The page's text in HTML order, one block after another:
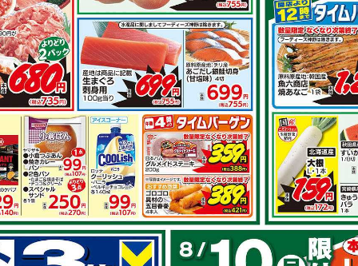
ピーマンの
豚肩ロースで スタミナ生
姜焼き
その他のレシ
れるレシピ